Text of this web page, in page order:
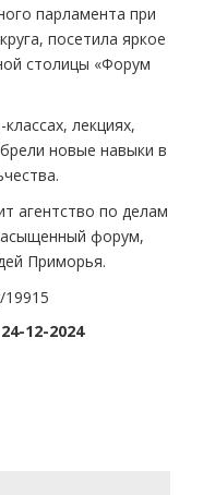
парламента при
посетила яркое
столицы «Форум
лекциях,
новые навыки в
агентство по делам
форум,
Приморья.
12-2024